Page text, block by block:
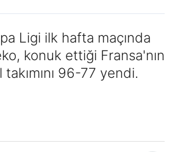
Ligi ilk hafta maçında
konuk ettiği Fransa'nın
96-77 yendi.